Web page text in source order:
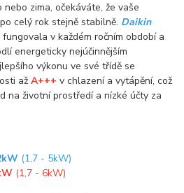
zima, očekáváte, že vaše
celý rok stejně stabilně. Daikin
v každém ročním období a
energeticky nejúčinnějším
výkonu ve své třídě se
ažA+++ v chlazení a vytápění, což
na životní prostředí a nízké účty za
(1,7 - 5kW)
(1,7 - 6kW)